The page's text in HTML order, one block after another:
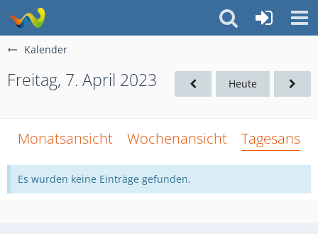
Kalender
Freitag, 7. April 2023 Heute
Monatsansicht Wochenansicht
Es wurden keine Einträge gefunden.